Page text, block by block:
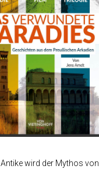
Antike wird der Mythos von